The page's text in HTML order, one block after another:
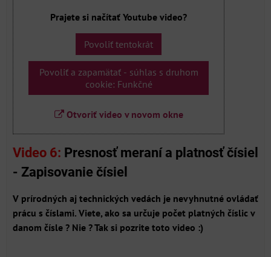
Prajete si načítať Youtube video?
Povoliť tentokrát
Povoliť a zapamätať - súhlas s druhom
cookie: Funkčné
Otvoriť video v novom okne
Video 6: Presnosť meraní a platnosť čísiel
- Zapisovanie čísiel
V prírodných aj technických vedách je nevyhnutné ovládať
prácu s číslami. Viete, ako sa určuje počet platných číslic v
danom čísle ? Nie ? Tak si pozrite toto video :)